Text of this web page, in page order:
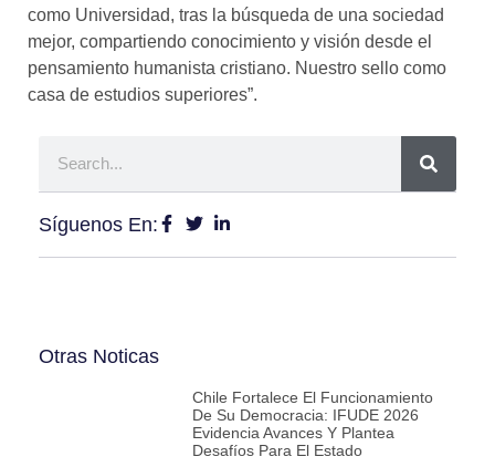
como Universidad, tras la búsqueda de una sociedad
mejor, compartiendo conocimiento y visión desde el
pensamiento humanista cristiano. Nuestro sello como
casa de estudios superiores”.
Síguenos En:
Otras Noticas
Chile Fortalece El Funcionamiento
De Su Democracia: IFUDE 2026
Evidencia Avances Y Plantea
Desafíos Para El Estado